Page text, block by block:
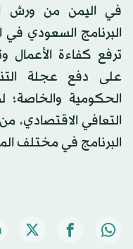
في اليمن من ورش
البرنامج السعودي في
ترفع كفاءة الأعمال
على دفع عجلة
الحكومية
البرنامج في مختلف